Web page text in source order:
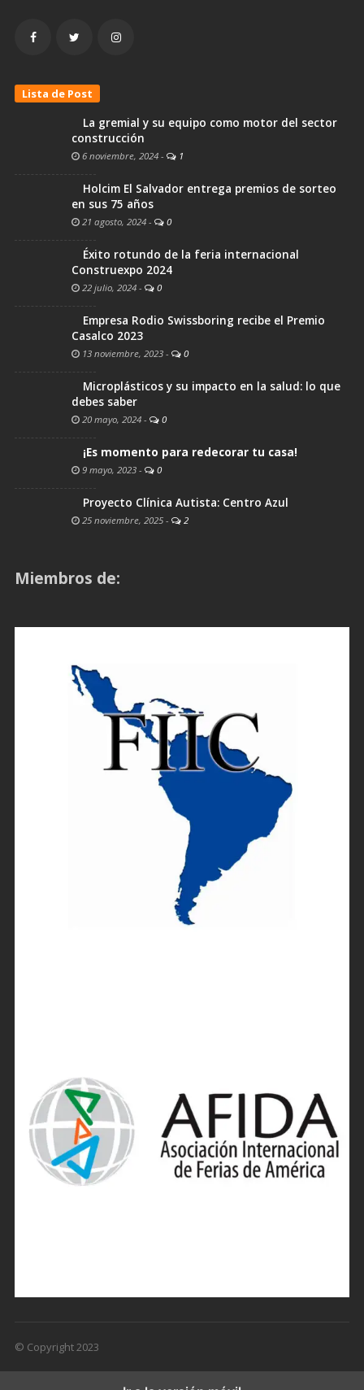
Lista de Post
La gremial y su equipo como motor del sector
construcción
6 noviembre, 2024 - 1
Holcim El Salvador entrega premios de sorteo
en sus 75 años
21 agosto, 2024 - 0
Éxito rotundo de la feria internacional
Construexpo 2024
22 julio, 2024 - 0
Empresa Rodio Swissboring recibe el Premio
Casalco 2023
13 noviembre, 2023 - 0
Microplásticos y su impacto en la salud: lo que
debes saber
20 mayo, 2024 - 0
¡Es momento para redecorar tu casa!
9 mayo, 2023 - 0
Proyecto Clínica Autista: Centro Azul
25 noviembre, 2025 - 2
Miembros de:
© Copyright 2023